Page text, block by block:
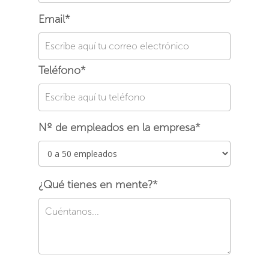
Email*
Teléfono*
Nº de empleados en la empresa*
¿Qué tienes en mente?*